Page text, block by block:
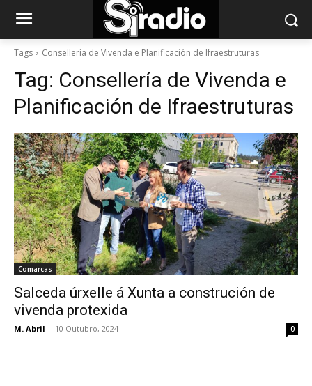
Tags Consellería de Vivenda e Planificación de Ifraestruturas
Tag: Consellería de Vivenda e
Planificación de Ifraestruturas
Comarcas
Salceda úrxelle á Xunta a construción de
vivenda protexida
M. Abril - 10 Outubro, 2024 0